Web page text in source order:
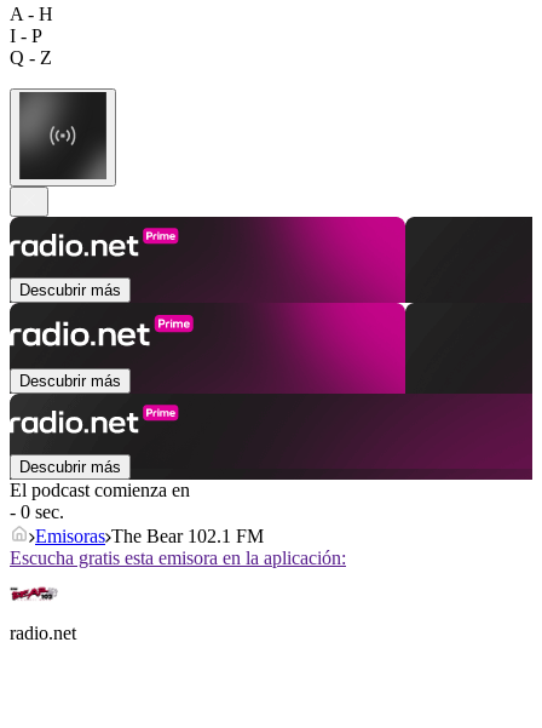
A - H
I - P
Q - Z
Descubrir más
Descubrir más
Descubrir más
El podcast comienza en
- 0 sec.
Emisoras The Bear 102.1 FM
Escucha gratis esta emisora en la aplicación:
radio.net